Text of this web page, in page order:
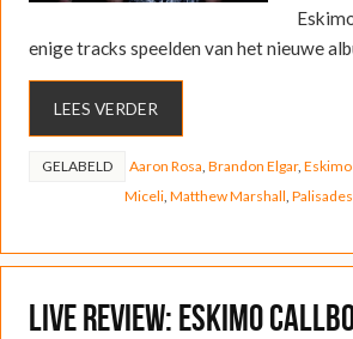
enige tracks speelden van het nieuwe
LEES VERDER
GELABELD Aaron Rosa Brandon Elgar, Eskimo
Miceli, Matthew Marshall Palisades
LIVE REVIEW: Eskimo